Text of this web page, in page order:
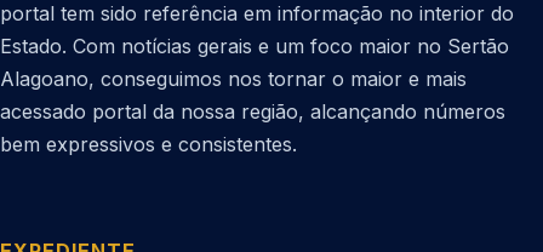
portal tem sido referência em informação no interior do
Estado. Com notícias gerais e um foco maior no Sertão
Alagoano, conseguimos nos tornar o maior e mais
acessado portal da nossa região, alcançando números
bem expressivos e consistentes.